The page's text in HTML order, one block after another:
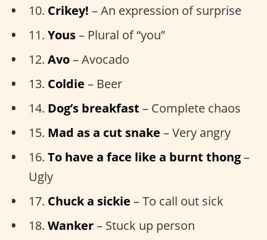
10. Crikey! – An expression of surprise
11. Yous– Plural of “you”
12. Avo– Avocado
13. Coldie – Beer
14. Dog’s breakfast – Complete chaos
15. Mad as a cut snake – Very angry
16. To have a face like a burnt thong–
Ugly
17. Chuck a sickie – To call out sick
18. Wanker– Stuck up person